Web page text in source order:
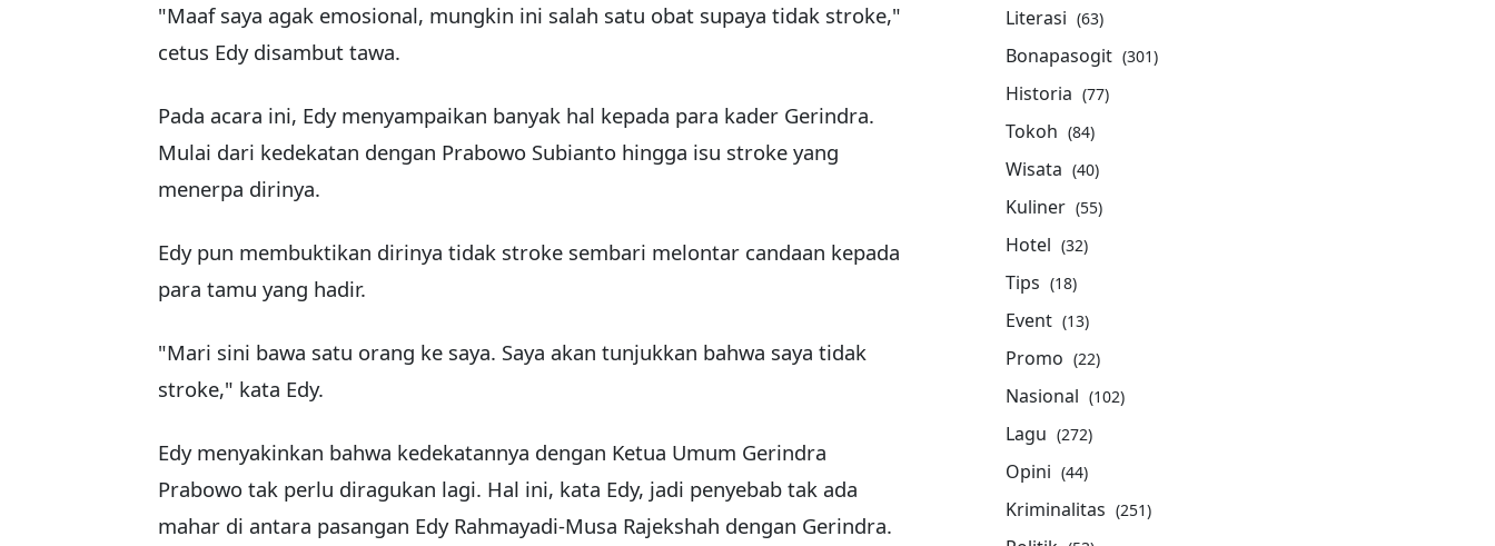
"Maaf saya agak emosional, mungkin ini salah satu obat supaya tidak stroke,"
cetus Edy disambut tawa.
Pada acara ini, Edy menyampaikan banyak hal kepada para kader Gerindra.
Mulai dari kedekatan dengan Prabowo Subianto hingga isu stroke yang
menerpa dirinya.
Edy pun membuktikan dirinya tidak stroke sembari melontar candaan kepada
para tamu yang hadir.
"Mari sini bawa satu orang ke saya. Saya akan tunjukkan bahwa saya tidak
stroke," kata Edy.
Edy menyakinkan bahwa kedekatannya dengan Ketua Umum Gerindra
Prabowo tak perlu diragukan lagi. Hal ini, kata Edy, jadi penyebab tak ada
mahar di antara pasangan Edy Rahmayadi-Musa Rajekshah dengan Gerindra.
Literasi (63)
Bonapasogit (301)
Historia (77)
Tokoh (84)
Wisata (40)
Kuliner (55)
Hotel (32)
Tips (18)
Event (13)
Promo (22)
Nasional (102)
Lagu (272)
Opini (44)
Kriminalitas (251)